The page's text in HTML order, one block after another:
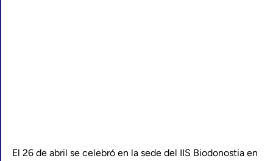
El 26 de abril se celebró en la sede del IIS Biodonostia en